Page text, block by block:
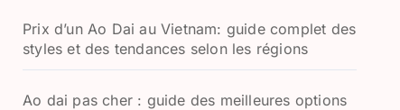
Prix d’un Ao Dai au Vietnam: guide complet des
styles et des tendances selon les régions
Ao dai pas cher : guide des meilleures options